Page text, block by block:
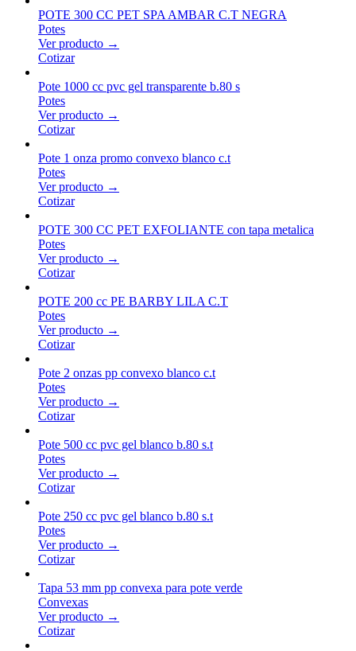
POTE 300 CC PET SPA AMBAR C.T NEGRA
Potes
Ver producto →
Cotizar
Pote 1000 cc pvc gel transparente b.80 s
Potes
Ver producto →
Cotizar
Pote 1 onza promo convexo blanco c.t
Potes
Ver producto →
Cotizar
POTE 300 CC PET EXFOLIANTE con tapa metalica
Potes
Ver producto →
Cotizar
POTE 200 cc PE BARBY LILA C.T
Potes
Ver producto →
Cotizar
Pote 2 onzas pp convexo blanco c.t
Potes
Ver producto →
Cotizar
Pote 500 cc pvc gel blanco b.80 s.t
Potes
Ver producto →
Cotizar
Pote 250 cc pvc gel blanco b.80 s.t
Potes
Ver producto →
Cotizar
Tapa 53 mm pp convexa para pote verde
Convexas
Ver producto →
Cotizar